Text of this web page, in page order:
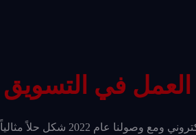
في التسويق
العمل في التسويق